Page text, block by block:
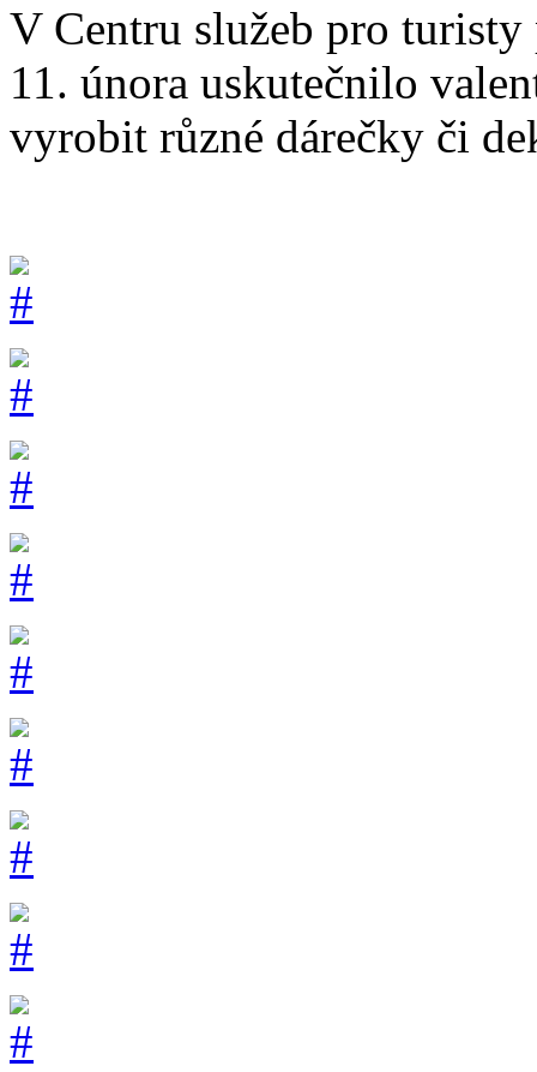
V Centru služeb pro turisty
11. února uskutečnilo
vyrobit různé dárečky či